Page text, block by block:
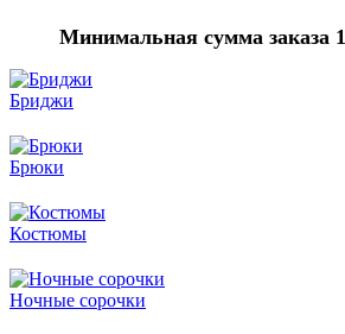
Минимальная сумма заказа
Бриджи
Брюки
Костюмы
Ночные сорочки